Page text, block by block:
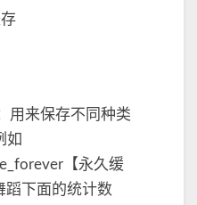
用来保存不同种类
如
【永久缓
蹈下面的统计数